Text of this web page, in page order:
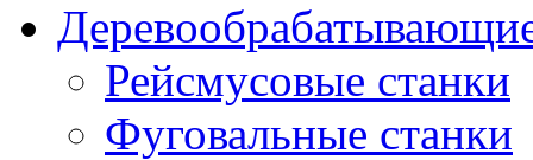
Рейсмусовые станки
Фуговальные станки